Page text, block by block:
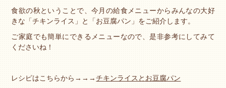
食欲の秋ということで、今月の給食メニューからみんなの大好
きな「チキンライス」と「お豆腐パン」をご紹介します。
ご家庭でも簡単にできるメニューなので、是非参考にしてみて
くださいね！
レシピはこちらから→→→チキンライスとお豆腐パン